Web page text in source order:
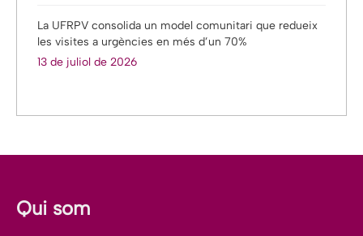
La UFRPV consolida un model comunitari que redueix
les visites a urgències en més d’un 70%
13 de juliol de 2026
Qui som